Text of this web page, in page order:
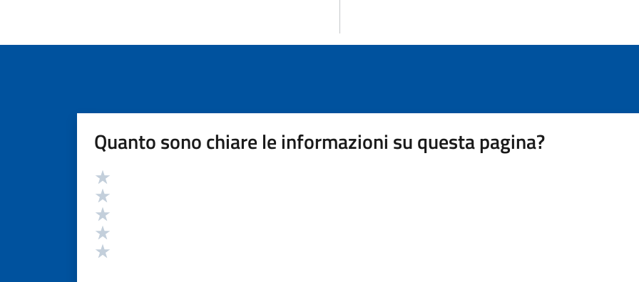
Quanto sono chiare le informazioni su questa pagina?
Valutazione